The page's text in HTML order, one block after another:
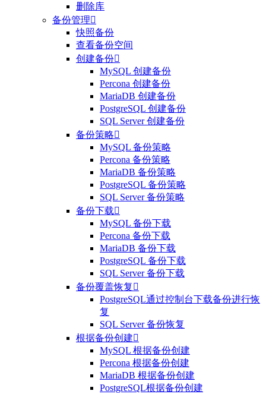
删除库
备份管理
快照备份
查看备份空间
创建备份
MySQL 创建备份
Percona 创建备份
MariaDB 创建备份
PostgreSQL 创建备份
SQL Server 创建备份
备份策略
MySQL 备份策略
Percona 备份策略
MariaDB 备份策略
PostgreSQL 备份策略
SQL Server 备份策略
备份下载
MySQL 备份下载
Percona 备份下载
MariaDB 备份下载
PostgreSQL 备份下载
SQL Server 备份下载
备份覆盖恢复 
PostgreSQL通过控制台下载备份进行恢
复
SQL Server 备份恢复
根据备份创建
MySQL 根据备份创建
Percona 根据备份创建
MariaDB 根据备份创建
PostgreSQL根据备份创建